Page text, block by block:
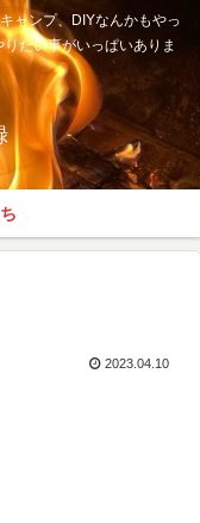
ャンプ、DIYなんかもやっ
たい事がいっぱいありま
2023.04.10